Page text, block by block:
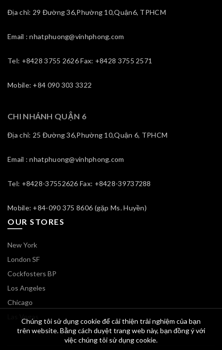
Địa chỉ: 29 Đường 36,Phường 10,Quận6, TPHCM
Email : nhatphuong@vinhphong.com
Tel: +8428 3755 2626 Fax: +8428 3755 2571
Mobile: +84 090 303 3322
CHI NHÁNH QUẬN 6
Địa chỉ: 25 Đường 36,Phường 10,Quận 6, TPHCM
Email : nhatphuong@vinhphong.com
Tel: +8428-37552626 Fax: +8428-39737288
Mobile: +84-090 375 8606 (gặp Ms. Huyền)
OUR STORES
New York
London SF
Cockfosters BP
Los Angeles
Chicago
Chúng tôi sử dụng cookie để cải thiện trải nghiệm của bạn
trên website. Bằng cách duyệt trang web này, bạn đồng ý với
việc chúng tôi sử dụng cookie.